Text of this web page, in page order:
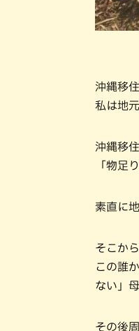
沖縄移
私は地
沖縄移
「物足
素直に
そこか
この誰
ない」
その後